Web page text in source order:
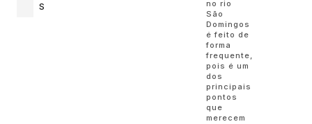
S
no rio
São
Domingos
é feito de
forma
frequente,
pois é um
dos
principais
pontos
que
merecem